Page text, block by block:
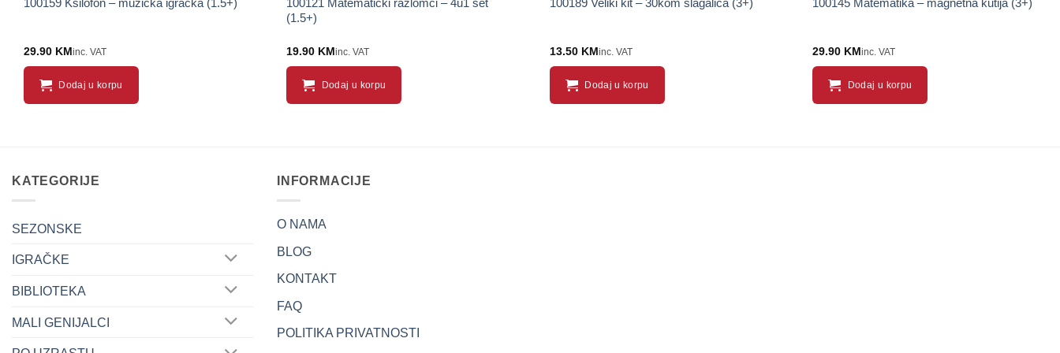
100159 Ksilofon – muzička igračka (1.5+)
29.90 KMinc. VAT
Dodaj u korpu
100121 Matematički razlomci – 4u1 set
(1.5+)
19.90 KMinc. VAT
Dodaj u korpu
100189 Veliki kit – 30kom slagalica (3+)
13.50 KMinc. VAT
Dodaj u korpu
100145 Matematika – magnetna kutija (3+)
29.90 KMinc. VAT
Dodaj u korpu
KATEGORIJE
SEZONSKE
IGRAČKE
BIBLIOTEKA
MALI GENIJALCI
INFORMACIJE
O NAMA
BLOG
KONTAKT
FAQ
POLITIKA PRIVATNOSTI